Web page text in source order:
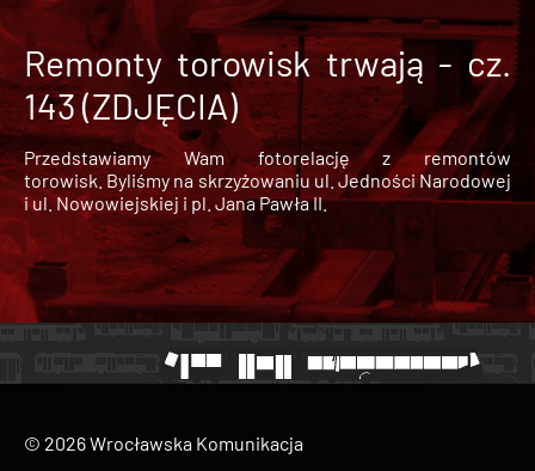
Remonty torowisk trwają - cz.
143 (ZDJĘCIA)
Przedstawiamy Wam fotorelację z remontów
torowisk. Byliśmy na skrzyżowaniu ul. Jedności Narodowej
i ul. Nowowiejskiej i pl. Jana Pawła II.
© 2026 Wrocławska Komunikacja